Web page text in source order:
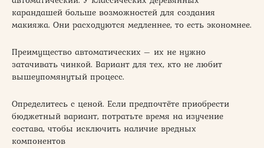
карандашей больше возможностей для создания
макияжа. Они расходуются медленнее, то есть экономнее.
Преимущество автоматических – их не нужно
затачивать чинкой. Вариант для тех, кто не любит
вышеупомянутый процесс.
Определитесь с ценой. Если предпочтёте приобрести
бюджетный вариант, потратьте время на изучение
состава, чтобы исключить наличие вредных
компонентов